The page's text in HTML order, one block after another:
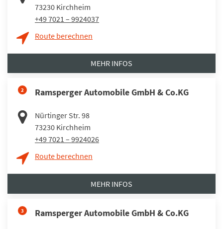
73230 Kirchheim
+49 7021 – 9924037
Route berechnen
MEHR INFOS
2 Ramsperger Automobile GmbH & Co.KG
Nürtinger Str. 98
73230 Kirchheim
+49 7021 – 9924026
Route berechnen
MEHR INFOS
3 Ramsperger Automobile GmbH & Co.KG